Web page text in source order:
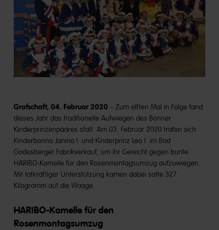
Grafschaft, 04. Februar 2020 – Zum elften Mal in Folge fand
dieses Jahr das traditionelle Aufwiegen des Bonner
Kinderprinzenpaares statt. Am 03. Februar 2020 trafen sich
Kinderbonna Janina I. und Kinderprinz Leo I. im Bad
Godesberger Fabrikverkauf, um ihr Gewicht gegen bunte
HARIBO-Kamelle für den Rosenmontagsumzug aufzuwiegen.
Mit tatkräftiger Unterstützung kamen dabei satte 327
Kilogramm auf die Waage.
HARIBO-Kamelle für den
Rosenmontagsumzug